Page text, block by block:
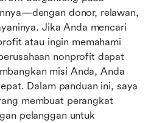
donor, relawan,
Jika Anda mencari
atau ingin memahami
nonprofit dapat
misi Anda, Anda
Dalam panduan ini, saya
membuat perangkat
pelanggan untuk
organisasi nirlaba
yang tepat
Anda dengan CRM
nirlaba